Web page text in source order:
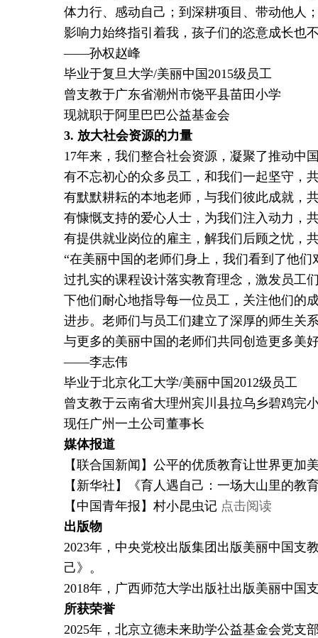
体力行、感动自己；到深耕项目、带动他人
影响力始终指引着我，孩子们的恣意成长也
——孙权赵峰
毕业于复旦大学/美丽中国2015级员工
曾支教于广东省潮州市饶平县苗田小学
现就职于阿里巴巴公益基金会
3. 放大社会资源的力量
17年来，我们整合社会资源，凝聚了推动中
有不忘初心的众多员工，和我们一起坚守，
有默默耕耘的本地老师，与我们彼此成就，
有慷慨支持的爱心人士，为我们注入动力，
有提供就业岗位的雇主，解我们后顾之忧，
“在美丽中国的老师们身上，我们看到了他
过扎实的课程设计落实教育理念，激发员工
下他们耐心地指导每一位员工，关注他们的
进步。老师们与员工们建立了深厚的师生关
与更多的美丽中国的老师们共同创造更多美
——李志伟
毕业于北京化工大学/美丽中国2012级员工
曾支教于云南省大理州宾川县拉乌乡碧鸡完
现任广州一土公司董事长
媒体报道
【联合国新闻】公平的优质教育让世界更加
【新华社】《育人遇自己：一场大山里的教
【中国青年报】村小昆虫记 点击阅读
出版物
2023年，中央党校出版集团出版美丽中国支
己》。
2018年，广西师范大学出版社出版美丽中国
所获荣誉
2025年，北京立德未来助学公益基金会党支